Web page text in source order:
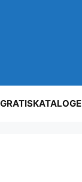
GRATISKATALOGE